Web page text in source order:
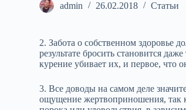
admin 26.02.2018 Статьи
2. Забота о собственном здоровье
результате бросить становится
курение убивает их, и первое, что
3. Все доводы на самом деле
ощущение жертвоприношения, так